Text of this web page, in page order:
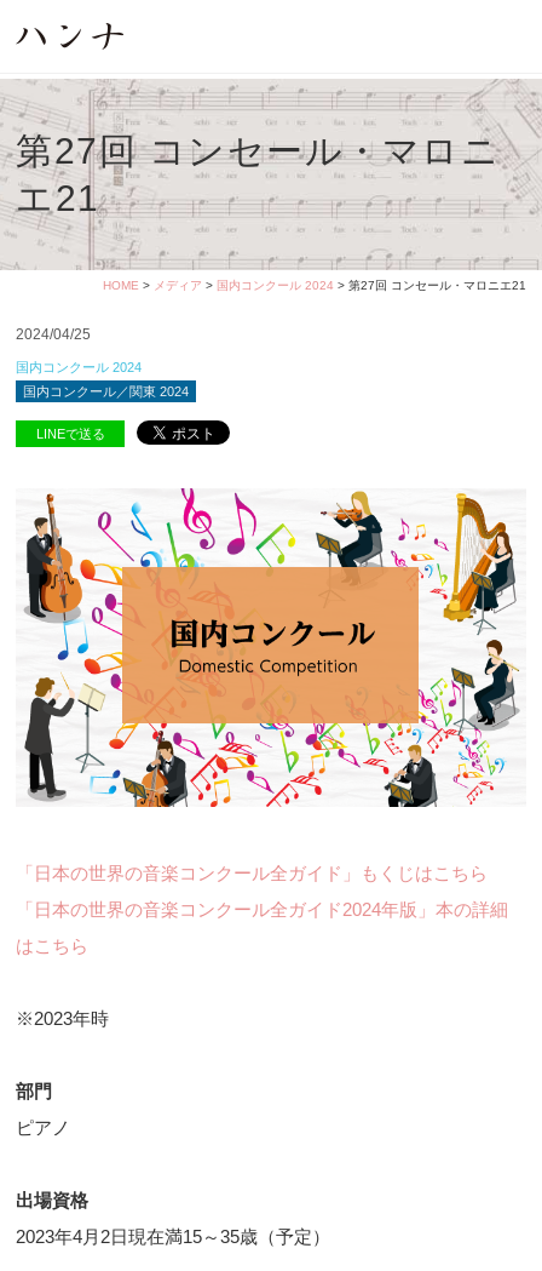
第27回 コンセール・マロニ
エ21
HOME > メディア > 国内コンクール 2024 > 第27回 コンセール・マロニエ21
2024/04/25
国内コンクール 2024
国内コンクール／関東 2024
LINEで送る
「日本の世界の音楽コンクール全ガイド」もくじはこちら
「日本の世界の音楽コンクール全ガイド2024年版」本の詳細
はこちら
※2023年時
部門
ピアノ
出場資格
2023年4月2日現在満15～35歳（予定）